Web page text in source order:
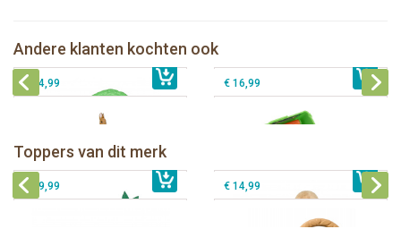
Andere klanten kochten ook
€ 16,99
Sterrenprojector Pieter Konijn©
nachtlampje met muziek &
€ 44,99 € 16,99
Toppers van dit merk
Sophie de giraf Rollin' speelrol IEUF
€ 26,99
Sophie de giraf Baby Seat & Play
IEUF
Sophie de giraf Activity Wheel
€ 39,99 € 14,99